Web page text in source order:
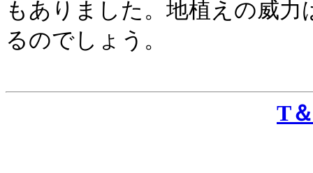
もありました。地植えの威
るのでしょう。
T